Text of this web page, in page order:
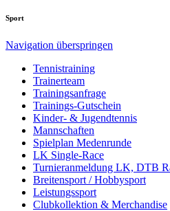
Sport
Navigation überspringen
Tennistraining
Trainerteam
Trainingsanfrage
Trainings-Gutschein
Kinder- & Jugendtennis
Mannschaften
Spielplan Medenrunde
LK Single-Race
Turnieranmeldung LK, DTB
Breitensport / Hobbysport
Leistungssport
Clubkollektion & Merchandise